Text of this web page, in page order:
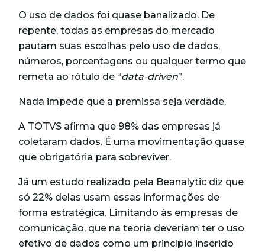
O uso de dados foi quase banalizado. De
repente, todas as empresas do mercado
pautam suas escolhas pelo uso de dados,
números, porcentagens ou qualquer termo que
remeta ao rótulo de “data-driven”.
Nada impede que a premissa seja verdade.
A TOTVS afirma que 98% das empresas já
coletaram dados. É uma movimentação quase
que obrigatória para sobreviver.
Já um estudo realizado pela Beanalytic diz que
só 22% delas usam essas informações de
forma estratégica. Limitando às empresas de
comunicação, que na teoria deveriam ter o uso
efetivo de dados como um princípio inserido